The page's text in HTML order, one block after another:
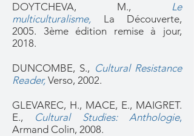
DOYTCHEVA, M., Le
multiculturalisme, La Découverte,
2005. 3ème édition remise à jour,
2018.
DUNCOMBE, S., Cultural Resistance
Reader, Verso, 2002.
GLEVAREC, H., MACE, E., MAIGRET.
E., Cultural Studies: Anthologie,
Armand Colin, 2008.